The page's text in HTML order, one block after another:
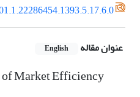
عنوان مقاله English
Market Efficiency